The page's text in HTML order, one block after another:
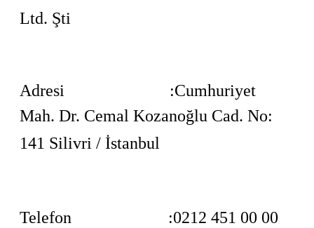
Ltd. Şti
Adresi :Cumhuriyet
Mah. Dr. Cemal Kozanoğlu Cad. No:
141 Silivri / İstanbul
Telefon :0212 451 00 00